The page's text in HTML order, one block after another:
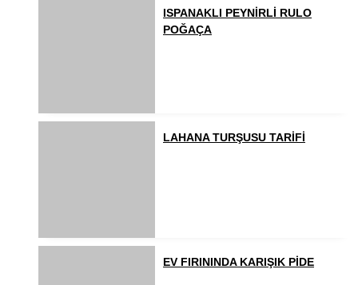
ISPANAKLI PEYNİRLİ RULO
POĞAÇA
LAHANA TURŞUSU TARİFİ
EV FIRININDA KARIŞIK PİDE